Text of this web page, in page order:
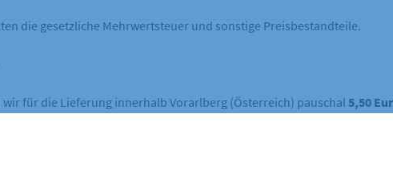
die gesetzliche Mehrwertsteuer und sonstige Preisbestandteile.
für die Lieferung innerhalb Vorarlberg (Österreich) pauschal 5,50
deutlich mitgeteilt.
enthält die gesetzliche Mehrwertsteuer. Da